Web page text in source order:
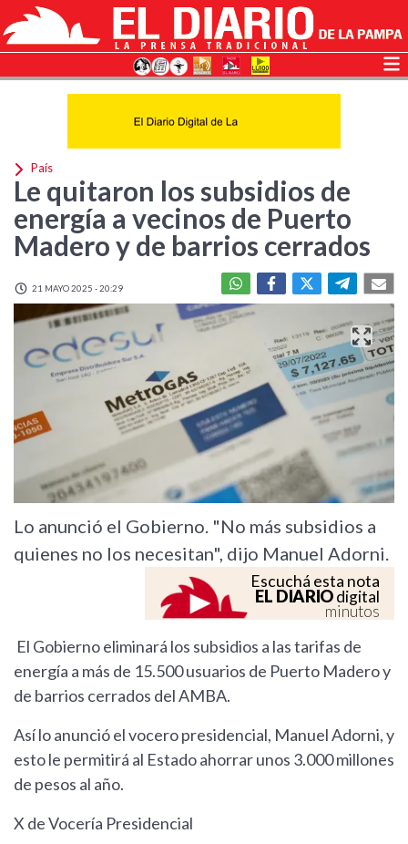
País
Le quitaron los subsidios de
energía a vecinos de Puerto
Madero y de barrios cerrados
21 MAYO 2025 - 20:29
Lo anunció el Gobierno. "No más subsidios a
quienes no los necesitan", dijo Manuel Adorni.
Escuchá esta nota
EL DIARIOdigital
minutos
El Gobierno eliminará los subsidios a las tarifas de
energía a más de 15.500 usuarios de Puerto Madero y
de barrios cerrados del AMBA.
Así lo anunció el vocero presidencial, Manuel Adorni, y
esto le permitirá al Estado ahorrar unos 3.000 millones
de pesos al año.
X de Vocería Presidencial